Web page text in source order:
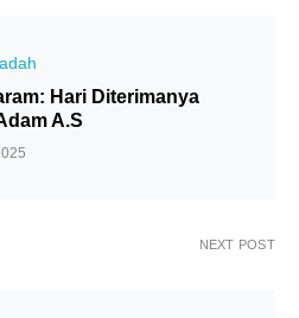
Hari Diterimanya
A.s
NEXT POST